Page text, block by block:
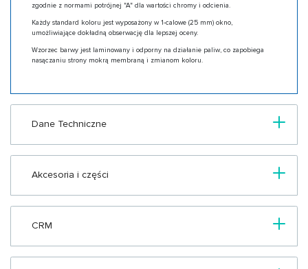
zgodnie z normami potrójnej "A" dla wartości chromy i odcienia.
Każdy standard koloru jest wyposażony w 1-calowe (25 mm) okno,
umożliwiające dokładną obserwację dla lepszej oceny.
Wzorzec barwy jest laminowany i odporny na działanie paliw, co zapobiega
nasączaniu strony mokrą membraną i zmianom koloru.
Dane Techniczne
Akcesoria i części
CRM